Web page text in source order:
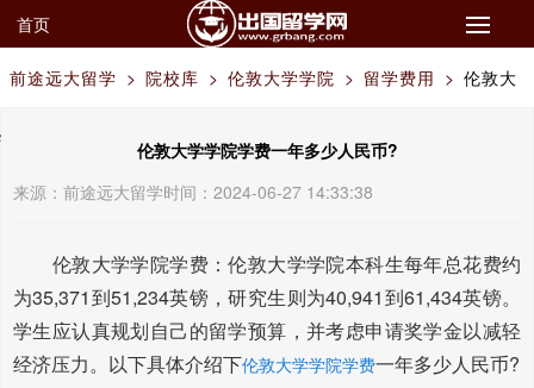
首页
前途远大留学 > 院校库 > 伦敦大学学院 > 留学费用 > 伦敦大
学学院学费一年多少人民币?
伦敦大学学院学费一年多少人民币?
来源： 前途远大留学时间：2024-06-27 14:33:38
伦敦大学学院学费：伦敦大学学院本科生每年总花费约
为35,371到51,234英镑，研究生则为40,941到61,434英镑。
学生应认真规划自己的留学预算，并考虑申请奖学金以减轻
经济压力。以下具体介绍下伦敦大学学院学费一年多少人民币?